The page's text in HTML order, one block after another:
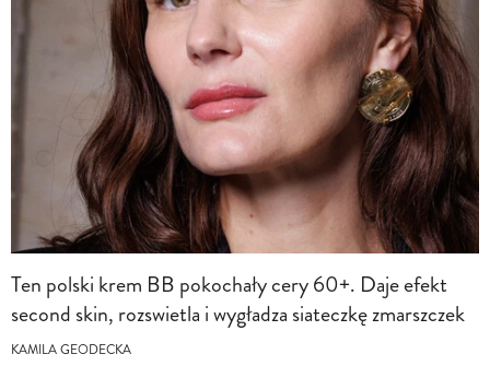
Ten polski krem BB pokochały cery 60+. Daje efekt
second skin, rozswietla i wygładza siateczkę zmarszczek
KAMILA GEODECKA